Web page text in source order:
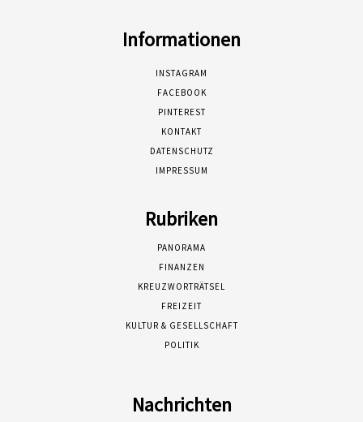
Informationen
INSTAGRAM
FACEBOOK
PINTEREST
KONTAKT
DATENSCHUTZ
IMPRESSUM
Rubriken
PANORAMA
FINANZEN
KREUZWORTRÄTSEL
FREIZEIT
KULTUR & GESELLSCHAFT
POLITIK
Nachrichten